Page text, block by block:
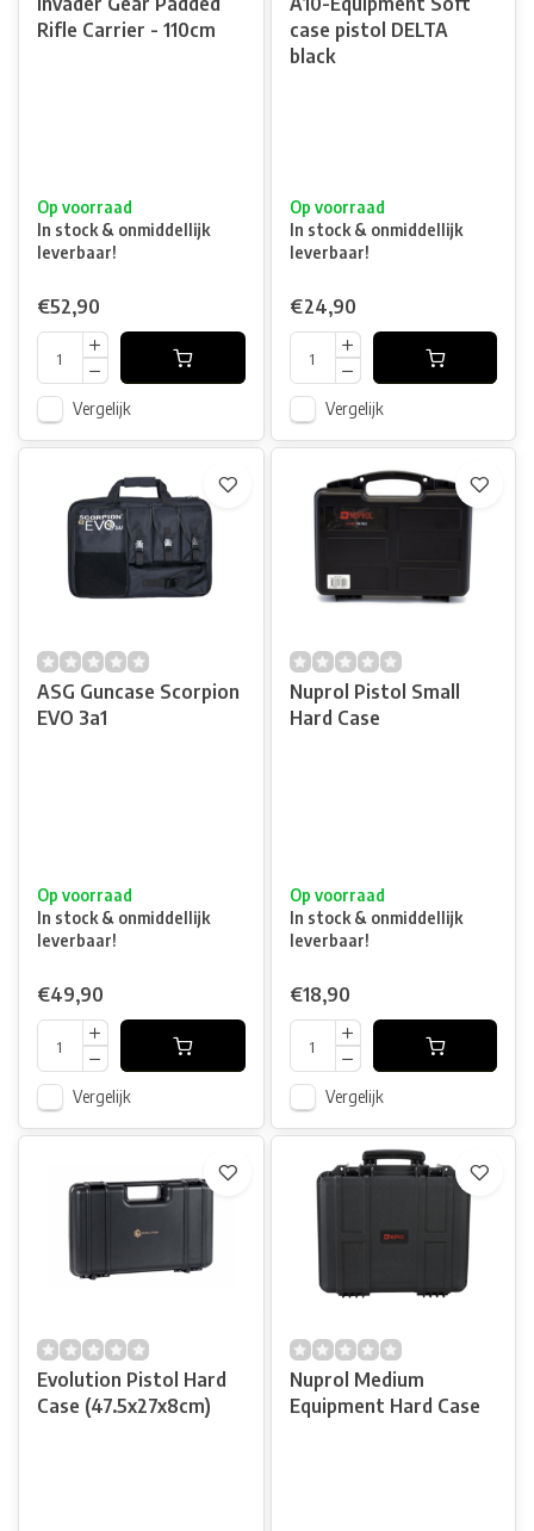
Rifle Carrier - 110cm
Op voorraad
In stock & onmiddellijk
leverbaar!
€52,90
Vergelijk
case pistol DELTA
black
Op voorraad
In stock & onmiddellijk
leverbaar!
€24,90
Vergelijk
ASG Guncase Scorpion
EVO 3a1
Op voorraad
In stock & onmiddellijk
leverbaar!
€49,90
Vergelijk
Nuprol Pistol Small
Hard Case
Op voorraad
In stock & onmiddellijk
leverbaar!
€18,90
Vergelijk
Evolution Pistol Hard
Case (47.5x27x8cm)
Nuprol Medium
Equipment Hard Case